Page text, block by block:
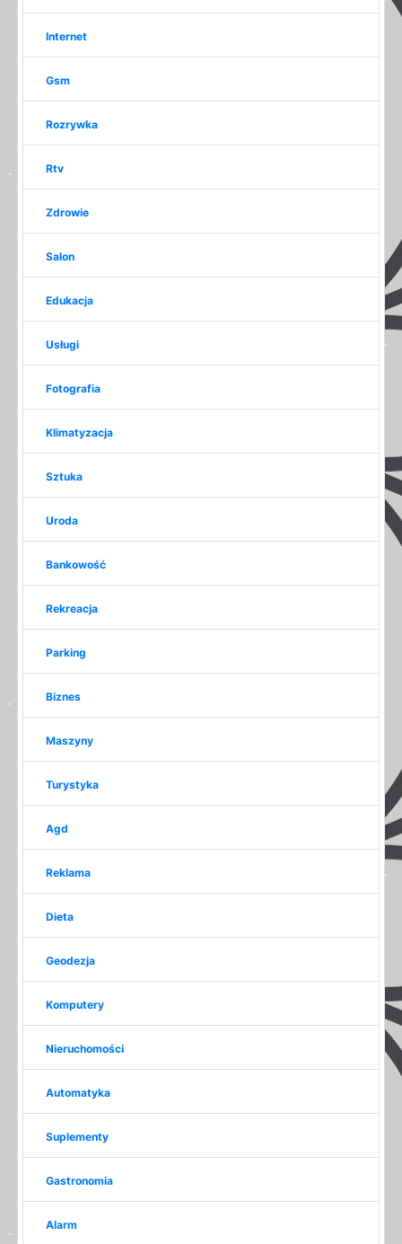
Internet
Gsm
Rozrywka
Rtv
Zdrowie
Salon
Edukacja
Usługi
Fotografia
Klimatyzacja
Sztuka
Uroda
Bankowość
Rekreacja
Parking
Biznes
Maszyny
Turystyka
Agd
Reklama
Dieta
Geodezja
Komputery
Nieruchomości
Automatyka
Suplementy
Gastronomia
Alarm